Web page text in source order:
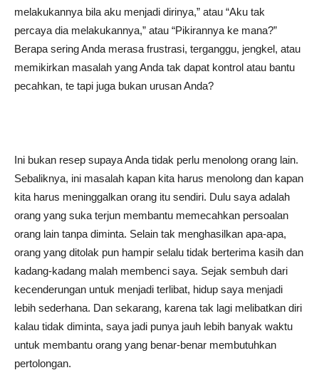
melakukannya bila aku menjadi dirinya,” atau “Aku tak
percaya dia melakukannya,” atau “Pikirannya ke mana?”
Berapa sering Anda merasa frustrasi, terganggu, jengkel, atau
memikirkan masalah yang Anda tak dapat kontrol atau bantu
pecahkan, te tapi juga bukan urusan Anda?
Ini bukan resep supaya Anda tidak perlu menolong orang lain.
Sebaliknya, ini masalah kapan kita harus menolong dan kapan
kita harus meninggalkan orang itu sendiri. Dulu saya adalah
orang yang suka terjun membantu memecahkan persoalan
orang lain tanpa diminta. Selain tak menghasilkan apa-apa,
orang yang ditolak pun hampir selalu tidak berterima kasih dan
kadang-kadang malah membenci saya. Sejak sembuh dari
kecenderungan untuk menjadi terlibat, hidup saya menjadi
lebih sederhana. Dan sekarang, karena tak lagi melibatkan diri
kalau tidak diminta, saya jadi punya jauh lebih banyak waktu
untuk membantu orang yang benar-benar membutuhkan
pertolongan.